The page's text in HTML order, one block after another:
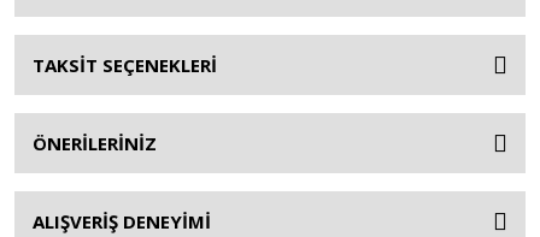
TAKSİT SEÇENEKLERİ
ÖNERİLERİNİZ
ALIŞVERİŞ DENEYİMİ